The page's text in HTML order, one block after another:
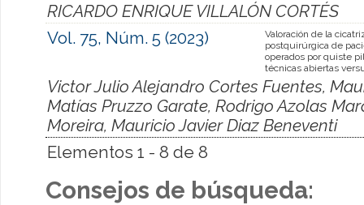
RICARDO ENRIQUE VILLALÓN CORTÉS
Vol. 75, Núm. 5 (2023)
Valoración de la
postquirúrgica de
operados por quiste
técnicas abiertas
Victor Julio Alejandro Cortes Fuentes,
Matías Pruzzo Garate, Rodrigo Azolas
Moreira, Mauricio Javier Diaz Beneventi
Elementos 1 - 8 de 8
Consejos de búsqueda: